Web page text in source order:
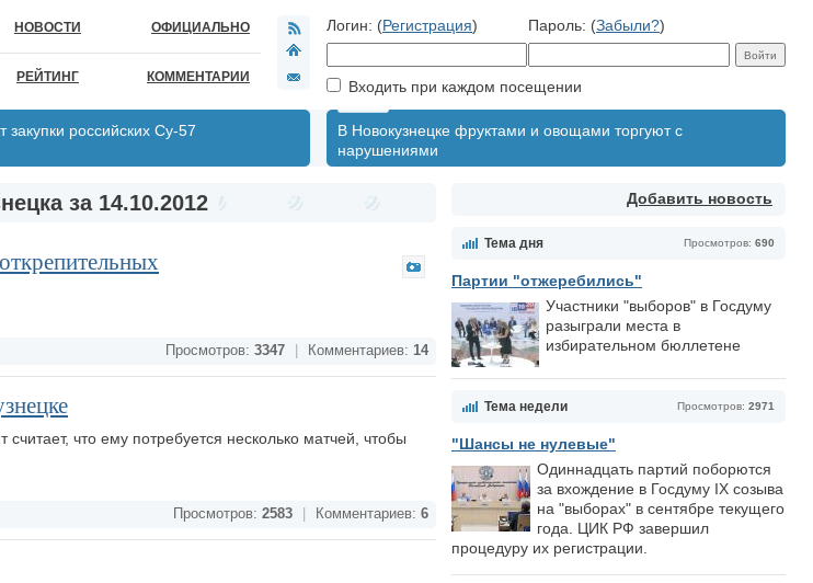
НОВОСТИ ОФИЦИАЛЬНО
РЕЙТИНГ КОММЕНТАРИИ
Логин: (Регистрация) Пароль: (Забыли?)
Входить при каждом посещении
закупки российских Су-57
В Новокузнецке фруктами и овощами торгуют с
нарушениями
Добавить новость
Просмотров: 690
Тема дня
Партии "отжеребились"
Участники "выборов" в Госдуму
разыграли места в
избирательном бюллетене
Просмотров: 2971
Тема недели
"Шансы не нулевые"
Одиннадцать партий поборются
за вхождение в Госдуму IX созыва
на "выборах" в сентябре текущего
года. ЦИК РФ завершил
процедуру их регистрации.
за 14.10.2012
Просмотров: 3347 Комментариев: 14
что ему потребуется несколько матчей, чтобы
Просмотров: 2583 Комментариев: 6